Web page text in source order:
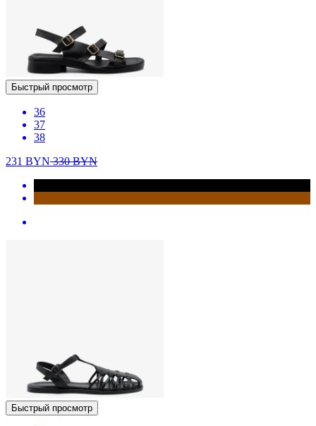
Быстрый просмотр
36
37
38
231 BYN330BYN
Быстрый просмотр